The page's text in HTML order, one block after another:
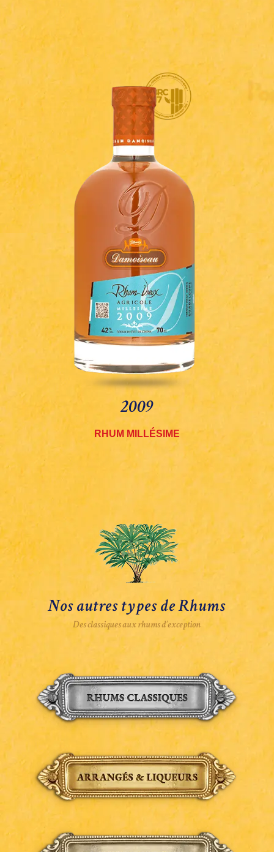
2009
RHUM MILLÉSIME
Nos autres types de Rhums
Des classiques aux rhums d’exception